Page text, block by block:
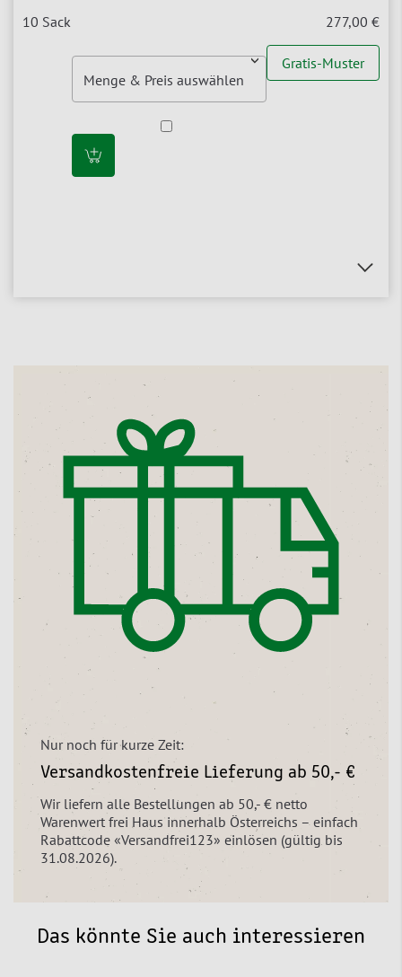
277,00 €
Gratis-Muster
Nur noch für kurze Zeit:
Versandkostenfreie Lieferung ab 50,- €
Wir liefern alle Bestellungen ab 50,- € netto
Warenwert frei Haus innerhalb Österreichs – einfach
Rabattcode «Versandfrei123» einlösen (gültig bis
31.08.2026).
Das könnte Sie auch interessieren